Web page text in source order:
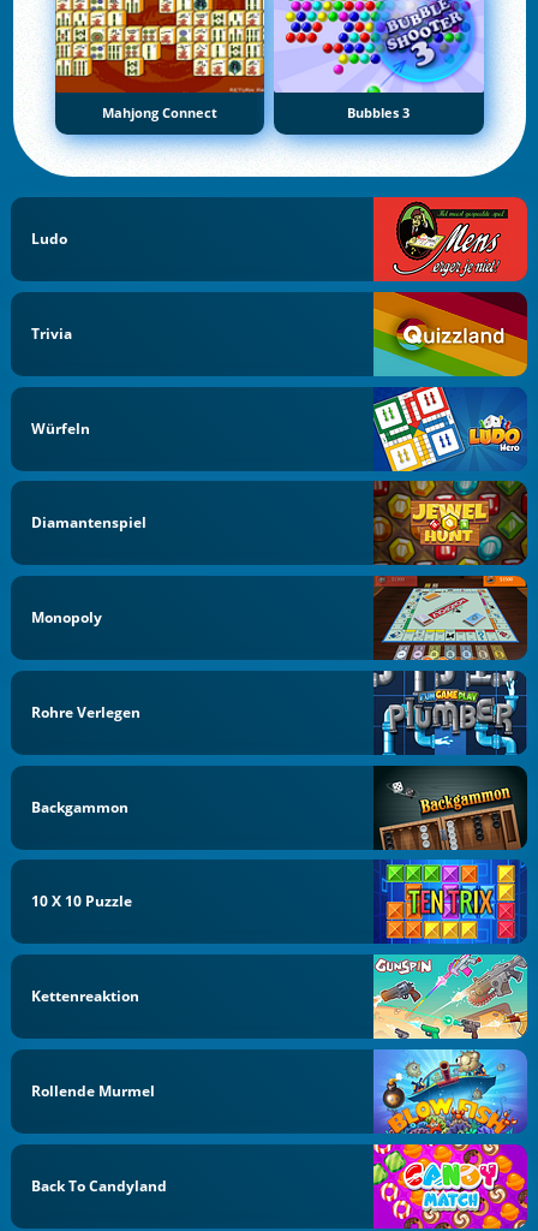
Mahjong Connect Bubbles 3
Ludo
Trivia
Würfeln
Diamantenspiel
Monopoly
Rohre Verlegen
Backgammon
10 X 10 Puzzle
Kettenreaktion
Rollende Murmel
Back To Candyland